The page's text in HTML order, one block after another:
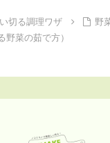
切る調理ワザ
野
野菜の茹で方）